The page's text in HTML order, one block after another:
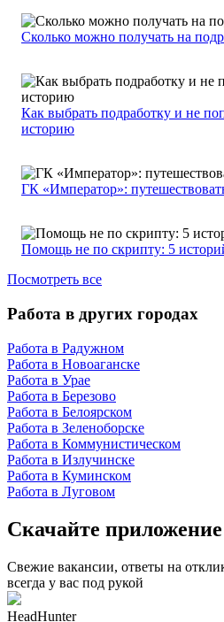
Сколько можно получать на
Как выбрать подработку и не
историю
ГК «Император»:
Помощь не по скрипту: 5
Посмотреть все
Работа в других городах
Работа в Радужном
Работа в Новоаганске
Работа в Урае
Работа в Березово
Работа в Белоярском
Работа в Зеленоборске
Работа в Коммунистическом
Работа в Излучинске
Работа в Куминском
Работа в Луговом
Скачайте приложение
Свежие вакансии, ответы на
всегда у вас под рукой
HeadHunter